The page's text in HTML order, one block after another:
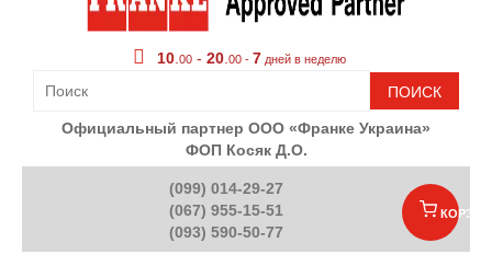
10 00 - 20 00 - 7 дней в неделю
ПОИСК
Официальный партнер ООО «Франке Украина»
ФОП Косяк Д.О.
(099) 014-29-27
(067) 955-15-51
(093) 590-50-77